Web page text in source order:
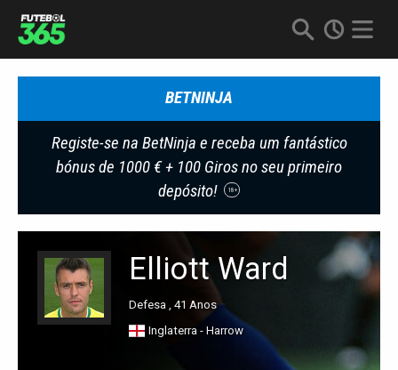
BETNINJA
Registe-se na BetNinja e receba um fantástico
bónus de 1000 € + 100 Giros no seu primeiro
depósito!
18+
Elliott Ward
Defesa , 41 Anos
Inglaterra - Harrow